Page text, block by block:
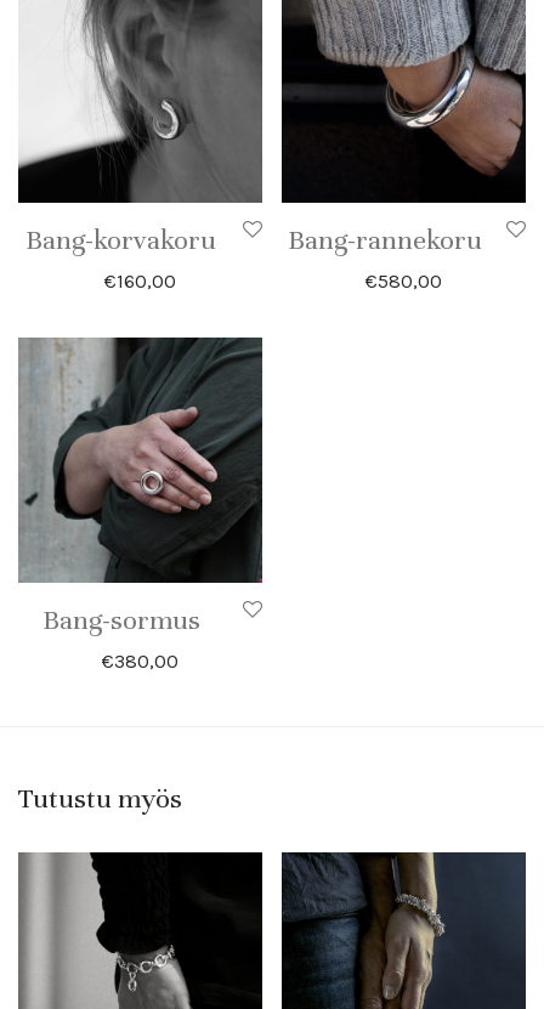
Bang-korvakoru
€160,00
Bang-rannekoru
€580,00
Bang-sormus
€380,00
Tutustu myös